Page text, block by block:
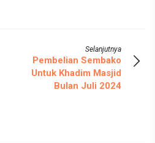
Selanjutnya
Pembelian Sembako
Untuk Khadim Masjid
Bulan Juli 2024